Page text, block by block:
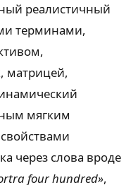
реалистичный
терминами,
матрицей,
мягким
через слова вроде
four hundred»,